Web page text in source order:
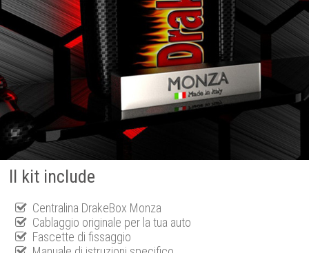
Il kit include
Centralina DrakeBox Monza
Cablaggio originale per la tua auto
Fascette di fissaggio